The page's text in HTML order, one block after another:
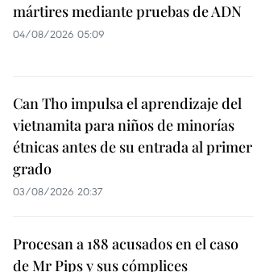
mártires mediante pruebas de ADN
04/08/2026 05:09
Can Tho impulsa el aprendizaje del
vietnamita para niños de minorías
étnicas antes de su entrada al primer
grado
03/08/2026 20:37
Procesan a 188 acusados en el caso
de Mr Pips y sus cómplices